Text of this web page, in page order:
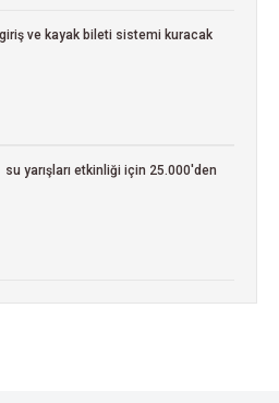
ve kayak bileti sistemi kuracak
su yarışları etkinliği için 25.000'den